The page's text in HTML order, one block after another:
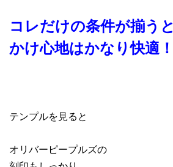
コレだけの条件が揃うと
かけ心地はかなり快適！
テンプルを見ると
オリバーピープルズの